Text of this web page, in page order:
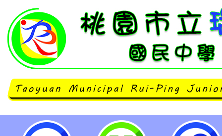
主旨：本局辦理114年桃園閩南書